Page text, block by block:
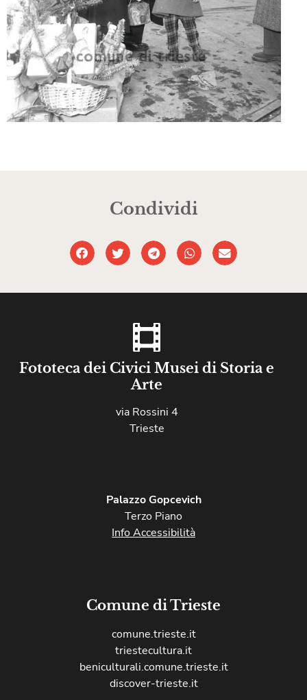
Condividi
Fototeca dei Civici Musei di Storia e
Arte
via Rossini 4
Trieste
Palazzo Gopcevich
Terzo Piano
Info Accessibilità
Comune di Trieste
comune.trieste.it
triestecultura.it
beniculturali.comune.trieste.it
discover-trieste.it